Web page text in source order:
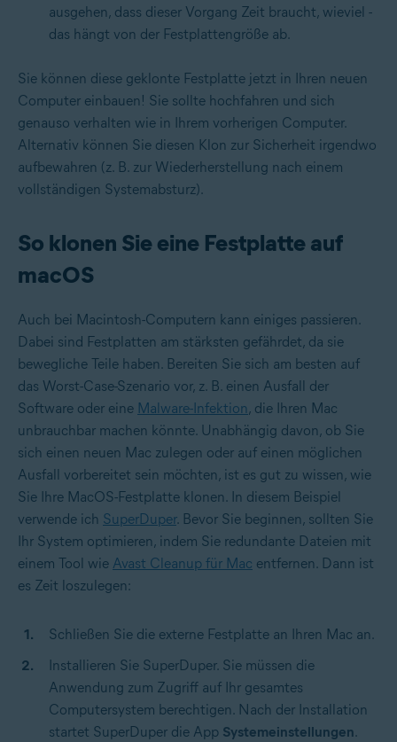
ausgehen, dass dieser Vorgang Zeit braucht, wieviel -
das hängt von der Festplattengröße ab.
Sie können diese geklonte Festplatte jetzt in Ihren neuen
Computer einbauen! Sie sollte hochfahren und sich
genauso verhalten wie in Ihrem vorherigen Computer.
Alternativ können Sie diesen Klon zur Sicherheit irgendwo
aufbewahren (z. B. zur Wiederherstellung nach einem
vollständigen Systemabsturz).
So klonen Sie eine Festplatte auf
macOS
Auch bei Macintosh-Computern kann einiges passieren.
Dabei sind Festplatten am stärksten gefährdet, da sie
bewegliche Teile haben. Bereiten Sie sich am besten auf
das Worst-Case-Szenario vor, z. B. einen Ausfall der
Software oder eine Malware-Infektion , die Ihren Mac
unbrauchbar machen könnte. Unabhängig davon, ob Sie
sich einen neuen Mac zulegen oder auf einen möglichen
Ausfall vorbereitet sein möchten, ist es gut zu wissen, wie
Sie Ihre MacOS-Festplatte klonen. In diesem Beispiel
verwende ich SuperDuper. Bevor Sie beginnen, sollten Sie
Ihr System optimieren, indem Sie redundante Dateien mit
einem Tool wie Avast Cleanup für Mac entfernen. Dann ist
es Zeit loszulegen:
Schließen Sie die externe Festplatte an Ihren Mac an.
Installieren Sie SuperDuper. Sie müssen die
Anwendung zum Zugriff auf Ihr gesamtes
Computersystem berechtigen. Nach der Installation
startet SuperDuper die App Systemeinstellungen.